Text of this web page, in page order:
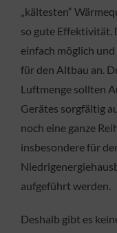
„kältesten“
so gute Effektivität.
einfach möglich
für den Altbau an.
Luftmenge sollten
Gerätes sorgfältig
noch eine ganze
insbesondere für
aufgeführt werden.
Deshalb gibt es